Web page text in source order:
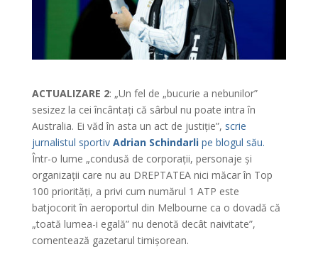
ACTUALIZARE 2: „Un fel de „bucurie a nebunilor”
sesizez la cei încântați că sârbul nu poate intra în
Australia. Ei văd în asta un act de justiție”, scrie
jurnalistul sportiv Adrian Schindarlipe blogul său.
Într-o lume „condusă de corporații, personaje și
organizații care nu au DREPTATEA nici măcar în Top
100 priorități, a privi cum numărul 1 ATP este
batjocorit în aeroportul din Melbourne ca o dovadă că
„toată lumea-i egală” nu denotă decât naivitate”,
comentează gazetarul timișorean.